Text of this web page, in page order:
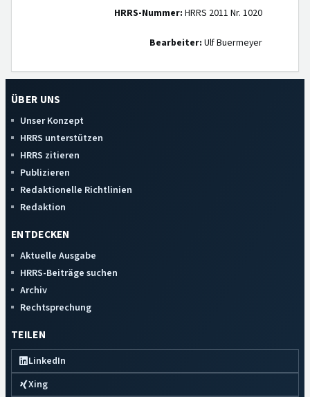
HRRS-Nummer: HRRS 2011 Nr. 1020
Bearbeiter: Ulf Buermeyer
ÜBER UNS
Unser Konzept
HRRS unterstützen
HRRS zitieren
Publizieren
Redaktionelle Richtlinien
Redaktion
ENTDECKEN
Aktuelle Ausgabe
HRRS-Beiträge suchen
Archiv
Rechtsprechung
TEILEN
LinkedIn
Xing